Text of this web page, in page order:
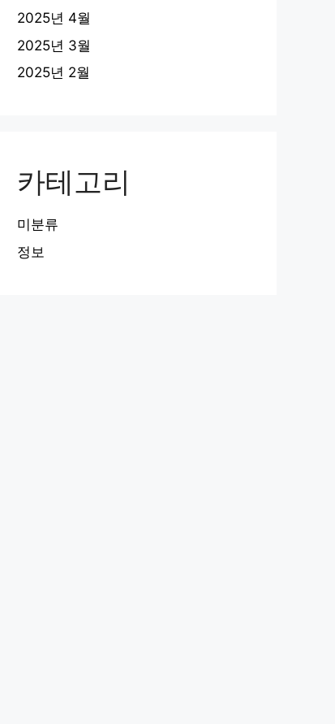
2025년 4월
2025년 3월
2025년 2월
카테고리
미분류
정보